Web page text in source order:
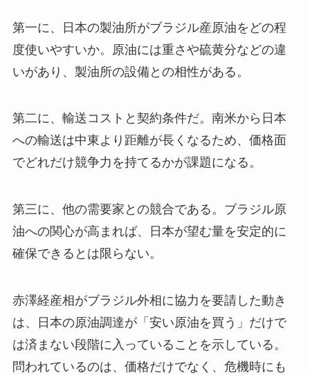
第一に、日本の製油所がブラジル産原油をどの程
度使いやすいか。原油には重さや硫黄分などの違
いがあり、製油所の設備との相性がある。
第二に、輸送コストと契約条件だ。南米から日本
への輸送は中東より距離が長くなるため、価格面
でどれだけ競争力を持てるかが課題になる。
第三に、他の需要家との競合である。ブラジル原
油への関心が高まれば、日本が望む量を安定的に
確保できるとは限らない。
赤澤経産相がブラジル外相に協力を要請した動き
は、日本の原油調達が「安い原油を買う」だけで
は済まない段階に入っていることを示している。
問われているのは、価格だけでなく、危機時にも